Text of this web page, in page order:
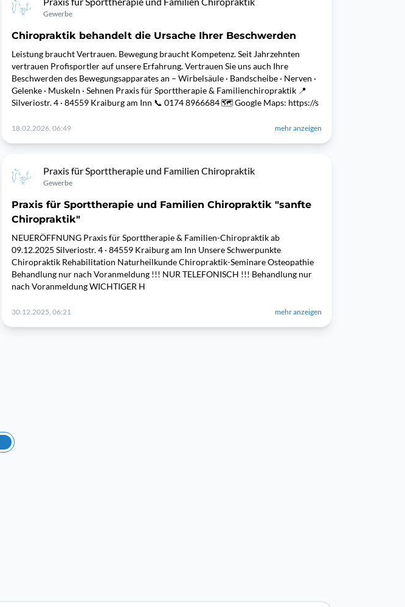
Gewerbe
Chiropraktik behandelt die Ursache Ihrer Beschwerden
Leistung braucht Vertrauen. Bewegung braucht Kompetenz. Seit Jahrzehnten
vertrauen Profisportler auf unsere Erfahrung. Vertrauen Sie uns auch Ihre
Beschwerden des Bewegungsapparates an – Wirbelsäule · Bandscheibe · Nerven ·
Gelenke · Muskeln · Sehnen Praxis für Sporttherapie & Familienchiropraktik 📍
Silveriostr. 4 · 84559 Kraiburg am Inn 📞 0174 8966684 🗺️ Google Maps: https://s
18.02.2026, 06:49 mehr anzeigen
Praxis für Sporttherapie und Familien Chiropraktik
Gewerbe
Praxis für Sporttherapie und Familien Chiropraktik "sanfte
Chiropraktik"
NEUERÖFFNUNG Praxis für Sporttherapie & Familien-Chiropraktik ab
09.12.2025 Silveriostr. 4 · 84559 Kraiburg am Inn Unsere Schwerpunkte
Chiropraktik Rehabilitation Naturheilkunde Chiropraktik-Seminare Osteopathie
Behandlung nur nach Voranmeldung !!! NUR TELEFONISCH !!! Behandlung nur
nach Voranmeldung WICHTIGER H
30.12.2025, 06:21 mehr anzeigen